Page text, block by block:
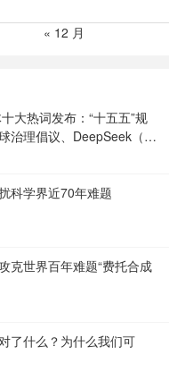
« 12 月
大热词发布：“十五五”规
治理倡议、DeepSeek（深
人、苏超、票根经济、育
科学界近70年难题
克世界百年难题“费托合成
了什么？为什么我们可